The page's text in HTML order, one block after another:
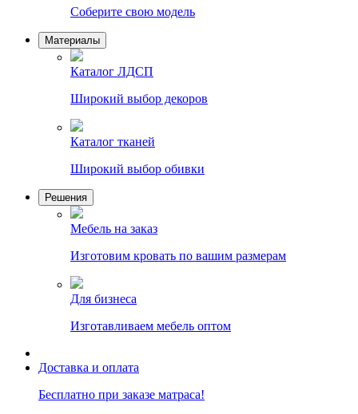
Соберите свою модель
Материалы
Каталог ЛДСП
Широкий выбор декоров
Каталог тканей
Широкий выбор обивки
Решения
Мебель на заказ
Изготовим кровать по вашим размерам
Для бизнеса
Изготавливаем мебель оптом
Доставка и оплата
Бесплатно при заказе матраса!